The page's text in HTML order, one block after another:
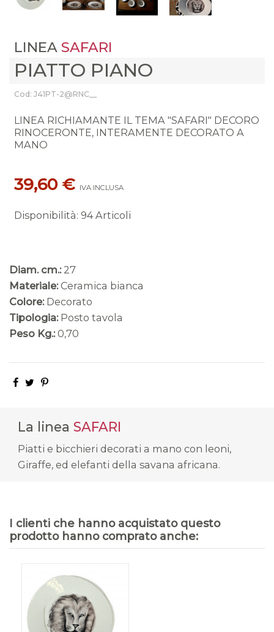
LINEA SAFARI
PIATTO PIANO
Cod: J41PT-2@RNC__
LINEA RICHIAMANTE IL TEMA "SAFARI" DECORO
RINOCERONTE, INTERAMENTE DECORATO A
MANO
39,60 € IVA INCLUSA
Disponibilità: 94 Articoli
Diam. cm.: 27
Materiale: Ceramica bianca
Colore: Decorato
Tipologia: Posto tavola
Peso Kg.: 0,70
La linea SAFARI
Piatti e bicchieri decorati a mano con leoni,
Giraffe, ed elefanti della savana africana.
I clienti che hanno acquistato questo
prodotto hanno comprato anche: